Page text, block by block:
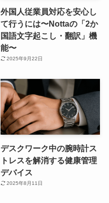
外国人従業員対応を安心し
て行うには〜Nottaの「2か
国語文字起こし・翻訳」機
能〜
2025年9月22日
デスクワーク中の腕時計ス
トレスを解消する健康管理
デバイス
2025年8月11日